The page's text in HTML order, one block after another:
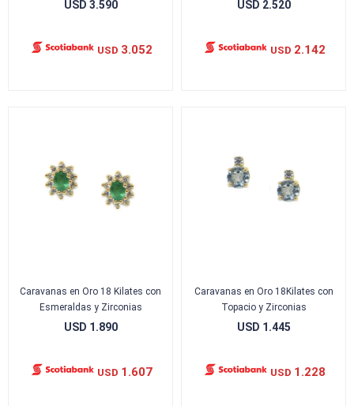
USD 3.590
USD 3.052
USD 2.520
USD 2.142
Caravanas en Oro 18 Kilates con
Esmeraldas y Zirconias
USD 1.890
USD 1.607
Caravanas en Oro 18Kilates con
Topacio y Zirconias
USD 1.445
USD 1.228